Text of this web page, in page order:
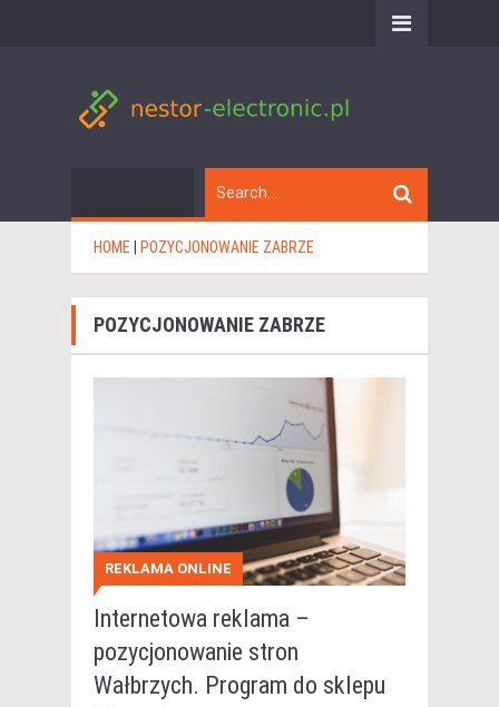
HOME POZYCJONOWANIE ZABRZE
POZYCJONOWANIE ZABRZE
REKLAMA ONLINE
Internetowa reklama –
pozycjonowanie stron
Wałbrzych. Program do sklepu